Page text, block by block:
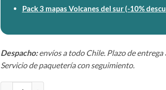
Pack 3 mapas Volcanes del sur (-10%
Despacho:envíos a todo Chile. Plazo de entrega
Servicio de paquetería con seguimiento.